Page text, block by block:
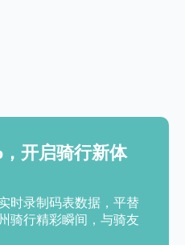
开启骑行新体
时录制码表数据，平替
骑行精彩瞬间，与骑友